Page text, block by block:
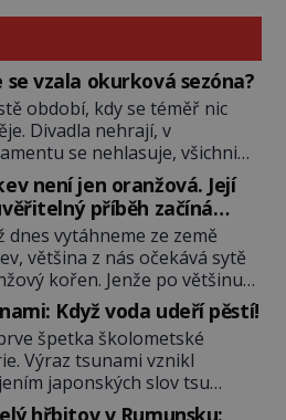
se vzala okurková sezóna?
období, kdy se téměř nic
Divadla nehrají, v
se nehlasuje, všichni
na dovolené a média tak
o čem mluvit a psát. A
si proto témata, které
nezajímají. Proč je však ona
doba spojovaná zrovna s
Okurkovou sezónu
už od poloviny 19. století,
jako Češi […]
není jen oranžová. Její
příběh začíná
barvou
dnes vytáhneme ze země
většina z nás očekává sytě
kořen. Jenže po většinu
je mrkev všechno
jen ne oranžová. Je fialová,
bílá, někdy dokonce téměř
Až díky stovkám let
šlechtění se z ní stává
bez které si českou
Když voda udeří pěstí!
špetka školometské
Výraz tsunami vznikl
japonských slov tsu
a nami (vlna). Jedná se o
hřbitov v Rumunsku: